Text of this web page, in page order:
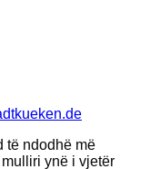
të ndodhë më
ynë i vjetër